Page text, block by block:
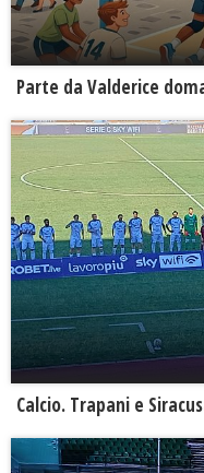
Parte da Valderice
Calcio. Trapani e